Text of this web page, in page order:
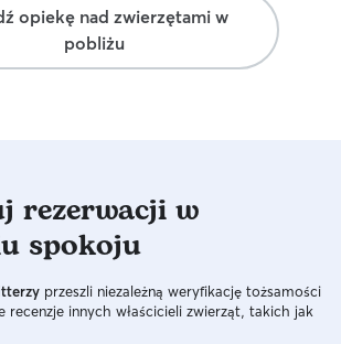
opiekę nad zwierzętami w
pobliżu
rezerwacji w
spokoju
przeszli niezależną weryfikację tożsamości
recenzje innych właścicieli zwierząt, takich jak